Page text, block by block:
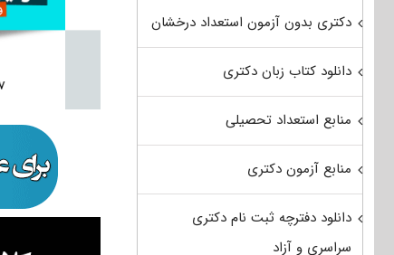
دکتری بدون آزمون استعداد درخشان
دانلود کتاب زبان دکتری
منابع استعداد تحصیلی
منابع آزمون دکتری
دانلود دفترچه ثبت نام دکتری
سراسری و آزاد